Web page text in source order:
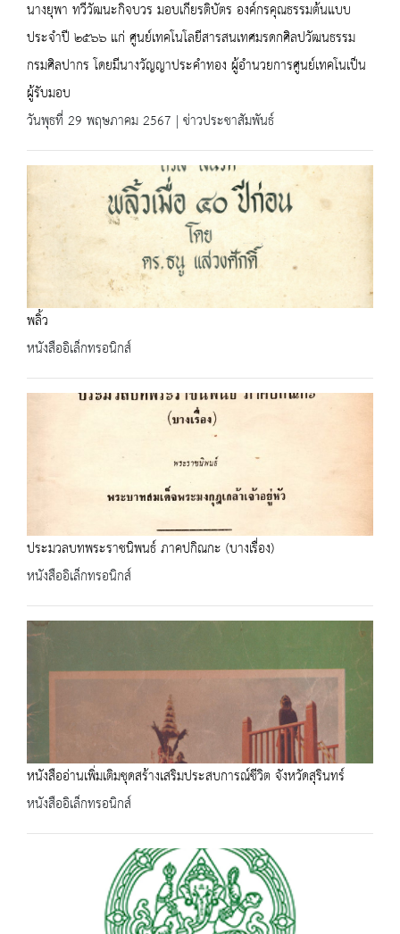
นางยุพา ทวีวัฒนะกิจบวร มอบเกียรติบัตร องค์กรคุณธรรมต้นแบบ
ประจำปี ๒๕๖๖ แก่ ศูนย์เทคโนโลยีสารสนเทศมรดกศิลปวัฒนธรรม
กรมศิลปากร โดยมีนางวัญญาประคำทอง ผู้อำนวยการศูนย์เทคโนเป็น
ผู้รับมอบ
วันพุธที่ 29 พฤษภาคม 2567 | ข่าวประชาสัมพันธ์
พลิ้ว
หนังสืออิเล็กทรอนิกส์
ประมวลบทพระราชนิพนธ์ ภาคปกิณกะ (บางเรื่อง)
หนังสืออิเล็กทรอนิกส์
หนังสืออ่านเพิ่มเติมชุดสร้างเสริมประสบการณ์ชีวิต จังหวัดสุรินทร์
หนังสืออิเล็กทรอนิกส์